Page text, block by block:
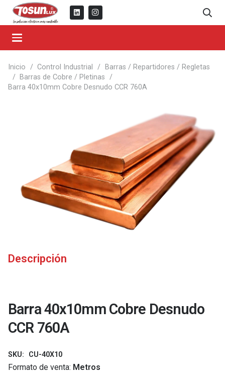
Inicio / Control Industrial /
Barras / Repartidores / Regletas
/
Barras de Cobre / Pletinas /
Barra 40x10mm Cobre Desnudo CCR 760A
Descripción
Barra 40x10mm Cobre Desnudo
CCR 760A
SKU: CU-40X10
Formato de venta: Metros